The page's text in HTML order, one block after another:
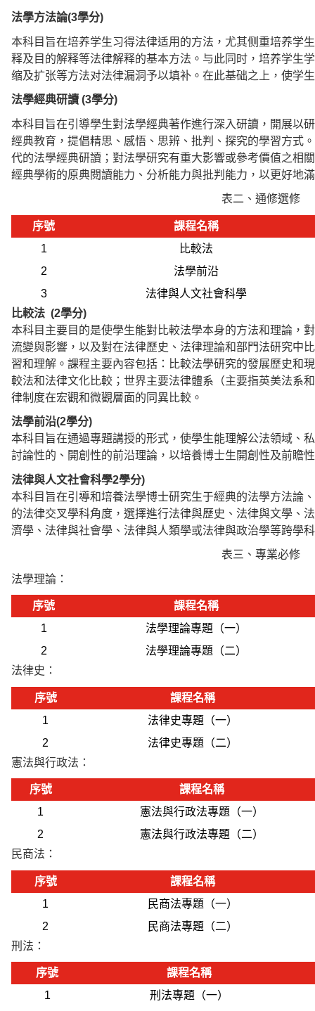
法學方法論(3學分)
本科目旨在培养学生习得法律适用的方法，尤其侧重培养学
释及目的解释等法律解释的基本方法。与此同时，培养学生
缩及扩张等方法对法律漏洞予以填补。在此基础之上，使学
法學經典研讀 (3學分)
本科目旨在引導學生對法學經典著作進行深入研讀，開展以
經典教育，提倡精思、感悟、思辨、批判、探究的學習方式
代的法學經典研讀；對法學研究有重大影響或參考價值之相
經典學術的原典閱讀能力、分析能力與批判能力，以更好地
表二、通修選修
序號
課程名稱
1
比較法
2
法學前沿
3
法律與人文社會科學
比較法 (2學分)
本科目 主要目的是使學生能對比較法學本身的方法和理論，
流變與影響，以及對在法律歷史、法律理論和部門法研究中
習和理解。課程主要內容包括：比較法學研究的發展歷史和
較法和法律文化比較；世界主要法律體系（主要指英美法系
律制度在宏觀和微觀層面的同異比較。
法學前沿(2學分)
本科目旨在通過專題講授的形式，使學生能理解公法領域、
討論性的、開創性的前沿理論，以培養博士生開創性及前瞻
法律與人文社會科學2學分)
本科目旨在引導和培養法學博士研究生于經典的法學方法論
的法律交叉學科角度，選擇進行法律與歷史、法律與文學、
濟學、法律與社會學、法律與人類學或法律與政治學等跨學
表三、專業必修
法學理論：
序號
課程名稱
1
法學理論專題（一）
2
法學理論專題（二）
法律史：
序號
課程名稱
1
法律史專題（一）
2
法律史專題（二）
憲法與行政法：
序號
課程名稱
1
憲法與行政法專題（一）
2
憲法與行政法專題（二）
民商法：
序號
課程名稱
1
民商法專題（一）
2
民商法專題（二）
刑法：
序號
課程名稱
1
刑法專題（一）